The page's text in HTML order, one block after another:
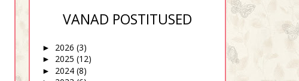
VANAD POSTITUSED
► 2026 (3)
► 2025 (12)
► 2024 (8)